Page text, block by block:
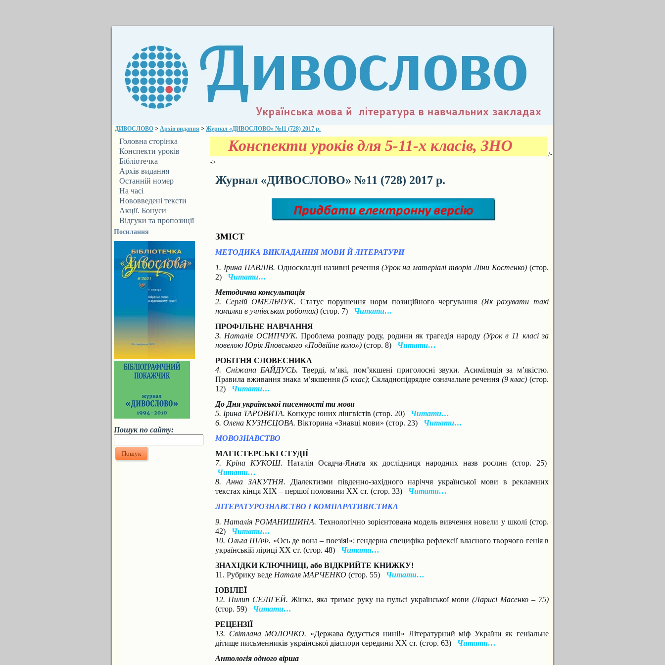
ДИВОСЛОВО > Архів видання > Журнал «ДИВОСЛОВО» №11 (728) 2017 р.
Головна сторінка
Конспекти уроків
Бібліотечка
ДИВОСЛОВА
Архів видання
Останній номер
На часі
Нововведені тексти
Акції. Бонуси
Відгуки та пропозиції
Посилання
Пошук по сайту:
Конспекти уроків для 5-11-х класів, ЗНО
/-
->
Журнал «ДИВОСЛОВО» №11 (728) 2017 р.
ЗМІСТ
МЕТОДИКА ВИКЛАДАННЯ МОВИ Й ЛІТЕРАТУРИ
1. Ірина ПАВЛІВ. Односкладні називні речення (Урок на матеріалі творів Ліни Костенко) (стор.
2)
Читати…
Методична консультація
2. Сергій ОМЕЛЬЧУК. Статус порушення норм позиційного чергування (Як рахуватитакі
помилки в учнівських роботах) (стор. 7) Читати…
ПРОФІЛЬНЕ НАВЧАННЯ
3. Наталія ОСИПЧУК. Проблема розпаду роду, родини як трагедія народу (Урок в 11 класі за
новелою Юрія Яновського «Подвійне коло») (стор. 8) Читати…
РОБІТНЯ СЛОВЕСНИКА
4. Сніжана БАЙДУСЬ. Тверді, м’які, пом’якшені приголосні звуки. Асиміляціяза м’якістю.
Правила вживання знака м’якшення(5 клас); Складнопідрядне означальне речення (9 клас) (стор.
12) Читати…
До Дня української писемності та мови
5. Ірина ТАРОВИТА. Конкурс юних лінгвістів (стор. 20) Читати…
6. Олена КУЗНЄЦОВА. Вікторина «Знавці мови» (стор. 23)
Читати…
МОВОЗНАВСТВО
МАГІСТЕРСЬКІ СТУДІЇ
7. Кріна КУКОШ. Наталія Осадча-Яната як дослідниця народних назв рослин (стор. 25)
Читати…
8. Анна ЗАКУТНЯ. Діалектизми південно-західного наріччя української мови в рекламних
текстах кінця ХІХ – першої половини ХХ ст. (стор. 33) Читати…
ЛІТЕРАТУРОЗНАВСТВО І КОМПАРАТИВІСТИКА
9. Наталія РОМАНИШИНА. Технологічно зорієнтована модель вивчення новели у школі (стор.
42)
Читати…
10. Ольга ШАФ. «Ось де вона – поезія!»: гендерна специфіка рефлексії власного творчого генія в
українській ліриці ХХ ст. (стор. 48) Читати…
ЗНАХІДКИ КЛЮЧНИЦІ, або ВІДКРИЙТЕ КНИЖКУ!
11. Рубрику веде Наталя МАРЧЕНКО (стор. 55) Читати…
ЮВІЛЕЇ
12. Пилип СЕЛІГЕЙ. Жінка, яка тримає руку на пульсі української мови (Ларисі Масенко – 75)
(стор. 59) Читати…
РЕЦЕНЗІЇ
13. Світлана МОЛОЧКО. «Держава будується нині!» Літературний міф України якгеніальне
дітище письменників української діаспори середини XX ст. (стор. 63)
Читати…
Антологія одного вірша